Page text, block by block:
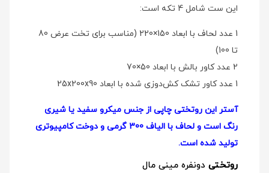
این ست شامل 4 تکه است:
1 عدد لحاف با ابعاد 150×220 (مناسب برای تخت عرض 80
تا 100)
2 عدد کاور بالش با ابعاد 50×70
1 عدد کاور تشک کش‌دوزی شده با ابعاد 25x200x90
آستر این روتختی چاپی از جنس میکرو سفید یا شیری
رنگ است و لحاف با الیاف 300 گرمی و دوخت کامپیوتری
تولید شده است.
روتختی دو‌نفره مینی مال